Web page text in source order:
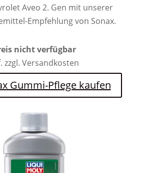
Aveo 2. Gen mit unserer
Empfehlung von Sonax.
nicht verfügbar
zzgl. Versandkosten
Gummi-Pflege kaufen